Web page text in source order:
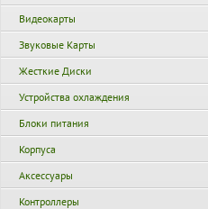
Видеокарты
Звуковые Карты
Жесткие Диски
Устройства охлаждения
Блоки питания
Корпуса
Аксессуары
Контроллеры